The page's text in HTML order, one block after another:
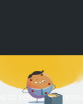
de vente et de retour